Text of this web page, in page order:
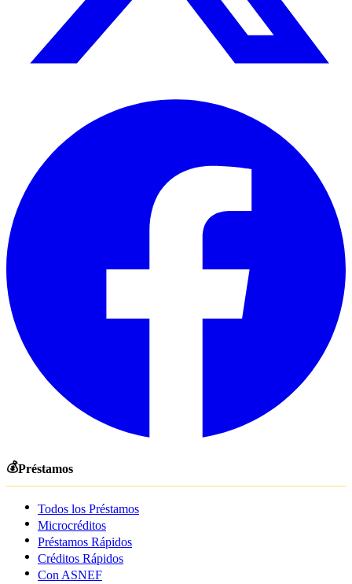
💰Préstamos
Todos los Préstamos
Microcréditos
Préstamos Rápidos
Créditos Rápidos
Con ASNEF